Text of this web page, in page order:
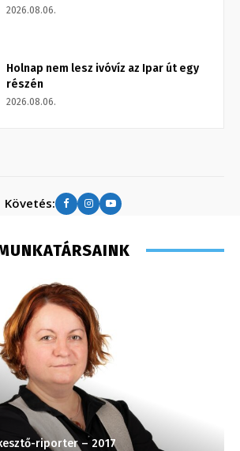
2026.08.06.
Holnap nem lesz ivóvíz az Ipar út egy
részén
2026.08.06.
Követés:
riporter – 2017